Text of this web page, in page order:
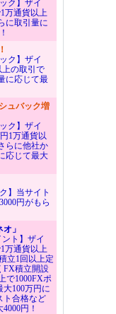
ク】ザイ
万通貨以上
に取引量に
ク】ザイ
の取引で
に応じて最
ュバック増
ク】ザイ
1万通貨以
らに他社か
応じて最大
】当サイト
円がもら
」
ント】ザイ
万通貨以上
立1回以上定
FX積立開設
で1000FXポ
100万円に
ト合格など
円！